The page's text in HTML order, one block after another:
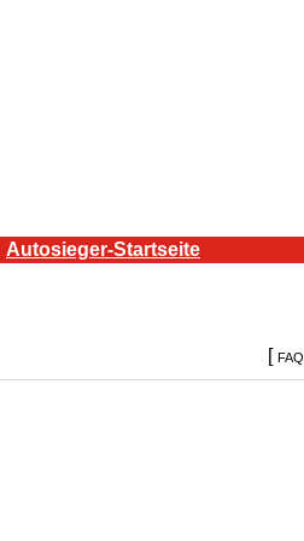
Autosieger-Startseite
[ FAQ